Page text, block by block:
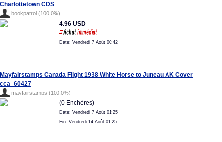
Charlottetown CDS
bookpatrol (100.0%)
4.96 USD
Date: Vendredi 7 Août 00:42
Mayfairstamps Canada Flight 1938 White Horse to Juneau AK Cover
cca_60427
mayfairstamps (100.0%)
(0 Enchères)
Date: Vendredi 7 Août 01:25
Fin: Vendredi 14 Août 01:25